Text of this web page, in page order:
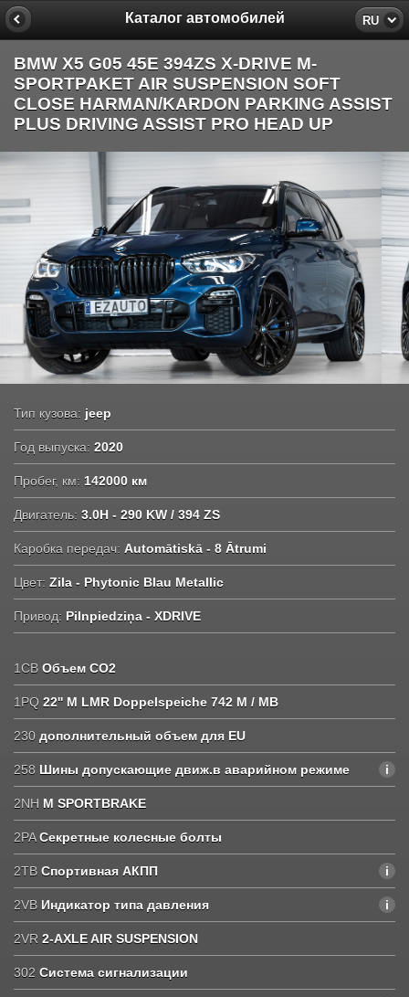
Каталог автомобилей RU
BMW X5 G05 45E 394ZS X-DRIVE M-
SPORTPAKET AIR SUSPENSION SOFT
CLOSE HARMAN/KARDON PARKING ASSIST
PLUS DRIVING ASSIST PRO HEAD UP
Тип кузова: jeep
Год выпуска: 2020
Пробег, км: 142000 км
Двигатель: 3.0H - 290 KW / 394 ZS
Каробка передач: Automātiskā - 8 Ātrumi
Цвет: Zila - Phytonic Blau Metallic
Привод: Pilnpiedziņa - XDRIVE
1CB Объем CO2
1PQ 22'' M LMR Doppelspeiche 742 M / MB
230 дополнительный объем для EU
258 Шины допускающие движ.в аварийном режиме
2NH M SPORTBRAKE
2PAСекретные колесные болты
2TB Спортивная АКПП
2VB Индикатор типа давления
2VR 2-AXLE AIR SUSPENSION
302 Система сигнализации